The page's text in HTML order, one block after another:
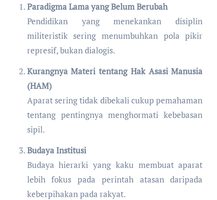
Paradigma Lama yang Belum Berubah
Pendidikan yang menekankan disiplin
militeristik sering menumbuhkan pola pikir
represif, bukan dialogis.
Kurangnya Materi tentang Hak Asasi Manusia
(HAM)
Aparat sering tidak dibekali cukup pemahaman
tentang pentingnya menghormati kebebasan
sipil.
Budaya Institusi
Budaya hierarki yang kaku membuat aparat
lebih fokus pada perintah atasan daripada
keberpihakan pada rakyat.